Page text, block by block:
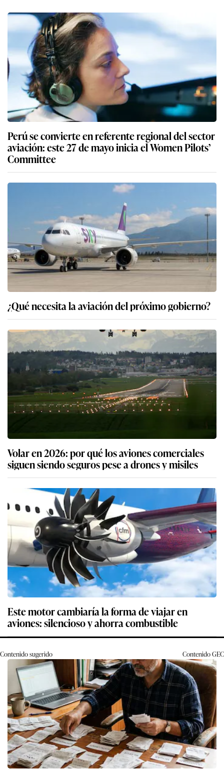
Perú se convierte en referente regional del sector
aviación: este 27 de mayo inicia el Women Pilots’
Committee
¿Qué necesita la aviación del próximo gobierno?
Volar en 2026: por qué los aviones comerciales
siguen siendo seguros pese a drones y misiles
Este motor cambiaría la forma de viajar en
aviones: silencioso y ahorra combustible
Contenido sugerido ContenidoGEC